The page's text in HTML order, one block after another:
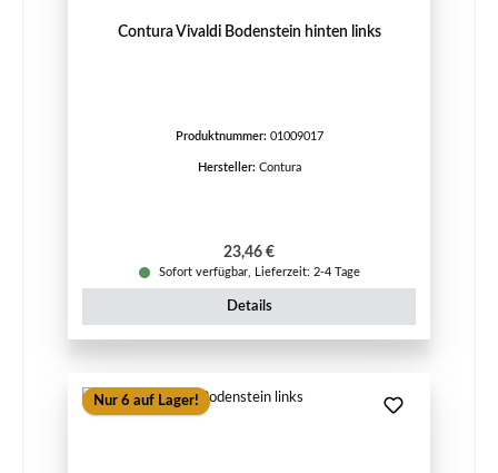
Contura Vivaldi Bodenstein hinten links
Produktnummer: 01009017
Hersteller: Contura
Regulärer Preis:
23,46 €
Sofort verfügbar, Lieferzeit: 2-4 Tage
Details
Nur 6 auf Lager!